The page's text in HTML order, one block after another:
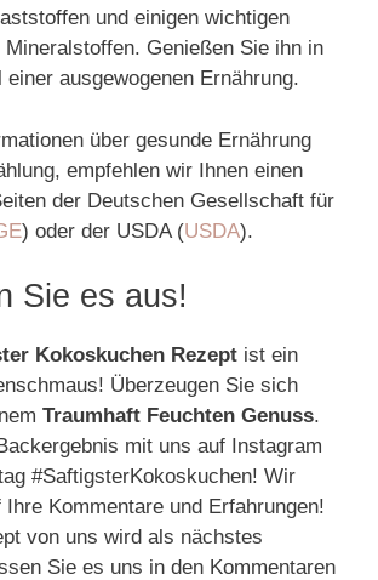
und einigen wichtigen
Mineralstoffen. Genießen Sie ihn in
einer ausgewogenen Ernährung.
über gesunde Ernährung
empfehlen wir Ihnen einen
der Deutschen Gesellschaft für
) oder der USDA (USDA).
Sie es aus!
Kokoskuchen Rezept ist ein
Überzeugen Sie sich
Traumhaft Feuchten Genuss.
mit uns auf Instagram
#SaftigsterKokoskuchen! Wir
Kommentare und Erfahrungen!
von uns wird als nächstes
Sie es uns in den Kommentaren